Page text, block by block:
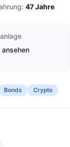
47Jahre
Bonds Crypto